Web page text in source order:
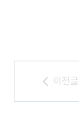
이전글
이전글